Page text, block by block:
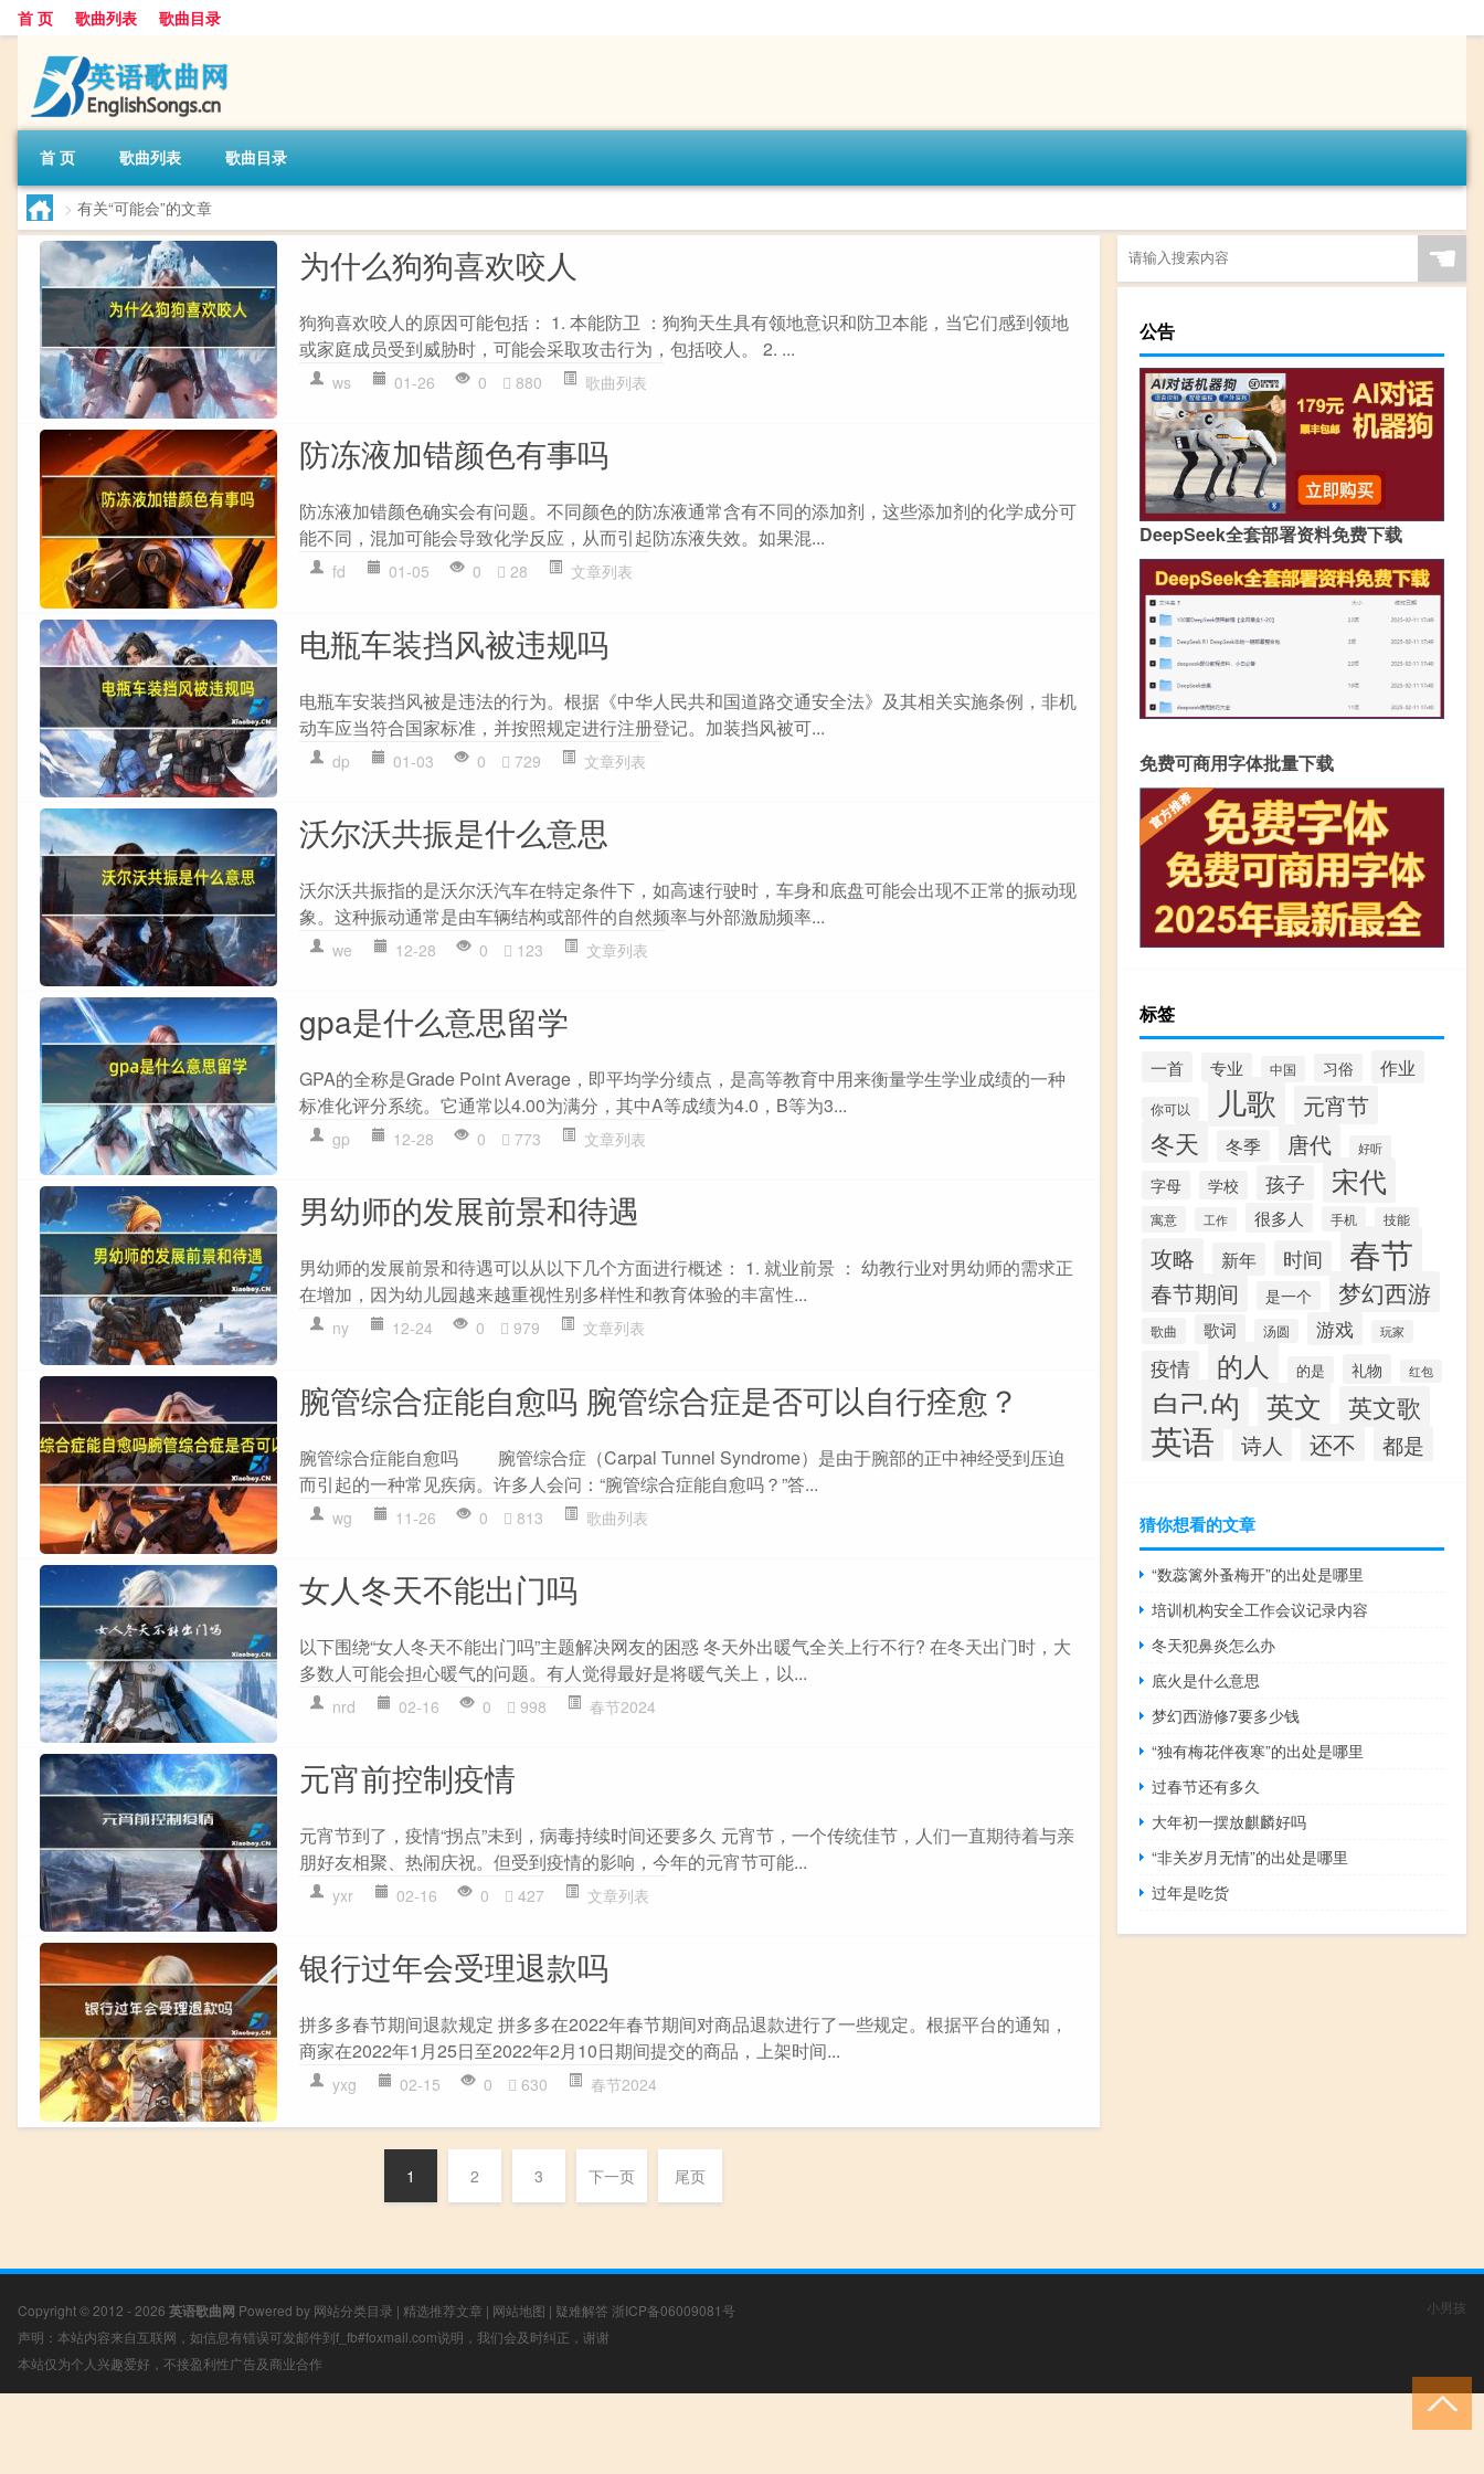
首 页 歌曲列表 歌曲目录
首 页 歌曲列表 歌曲目录
> 有关“可能会”的文章
为什么狗狗喜欢咬人
狗狗喜欢咬人的原因可能包括： 1. 本能防卫 ：狗狗天生具有领地意识和防卫本能，当它们感到领地
或家庭成员受到威胁时，可能会采取攻击行为，包括咬人。 2. ...
ws 01-26 0 880 歌曲列表
防冻液加错颜色有事吗
防冻液加错颜色确实会有问题。不同颜色的防冻液通常含有不同的添加剂，这些添加剂的化学成分可
能不同，混加可能会导致化学反应，从而引起防冻液失效。如果混...
fd 01-05 0 28 文章列表
电瓶车装挡风被违规吗
电瓶车安装挡风被是违法的行为。根据《中华人民共和国道路交通安全法》及其相关实施条例，非机
动车应当符合国家标准，并按照规定进行注册登记。加装挡风被可...
dp 01-03 0 729 文章列表
沃尔沃共振是什么意思
沃尔沃共振指的是沃尔沃汽车在特定条件下，如高速行驶时，车身和底盘可能会出现不正常的振动现
象。这种振动通常是由车辆结构或部件的自然频率与外部激励频率...
we 12-28 0 123 文章列表
gpa是什么意思留学
GPA的全称是Grade Point Average，即平均学分绩点，是高等教育中用来衡量学生学业成绩的一种
标准化评分系统。它通常以4.00为满分，其中A等成绩为4.0，B等为3...
gp 12-28 0 773 文章列表
男幼师的发展前景和待遇
男幼师的发展前景和待遇可以从以下几个方面进行概述： 1. 就业前景 ： 幼教行业对男幼师的需求正
在增加，因为幼儿园越来越重视性别多样性和教育体验的丰富性...
ny 12-24 0 979 文章列表
腕管综合症能自愈吗 腕管综合症是否可以自行痊愈？
腕管综合症能自愈吗 腕管综合症（Carpal Tunnel Syndrome）是由于腕部的正中神经受到压迫
而引起的一种常见疾病。许多人会问：“腕管综合症能自愈吗？”答...
wg 11-26 0 813 歌曲列表
女人冬天不能出门吗
以下围绕“女人冬天不能出门吗”主题解决网友的困惑 冬天外出暖气全关上行不行? 在冬天出门时，大
多数人可能会担心暖气的问题。有人觉得最好是将暖气关上，以...
nrd 02-16 0 998 春节2024
元宵前控制疫情
元宵节到了，疫情“拐点”未到，病毒持续时间还要多久 元宵节，一个传统佳节，人们一直期待着与亲
朋好友相聚、热闹庆祝。但受到疫情的影响，今年的元宵节可能...
yxr 02-16 0 427 文章列表
银行过年会受理退款吗
拼多多春节期间退款规定 拼多多在2022年春节期间对商品退款进行了一些规定。根据平台的通知，
商家在2022年1月25日至2022年2月10日期间提交的商品，上架时间...
yxg 02-15 0 630 春节2024
1 2 3 下一页 尾页
☚
公告
DeepSeek全套部署资料免费下载
免费可商用字体批量下载
标签
一首 专业 中国 习俗 作业
你可以 儿歌 元宵节
冬天 冬季 唐代 好听
字母 学校 孩子 宋代
寓意 工作 很多人 手机 技能
攻略 新年 时间 春节
春节期间 是一个 梦幻西游
歌曲 歌词 汤圆 游戏 玩家
疫情 的人 的是 礼物 红包
自己的 英文 英文歌
英语 诗人 还不 都是
猜你想看的文章
“数蕊篱外蚤梅开”的出处是哪里
培训机构安全工作会议记录内容
冬天犯鼻炎怎么办
底火是什么意思
梦幻西游修7要多少钱
“独有梅花伴夜寒”的出处是哪里
过春节还有多久
大年初一摆放麒麟好吗
“非关岁月无情”的出处是哪里
过年是吃货
Copyright © 2012 - 2026 英语歌曲网 Powered by 网站分类目录 | 精选推荐文章 | 网站地图 | 疑难解答 浙ICP备06009081号
声明：本站内容来自互联网，如信息有错误可发邮件到f_fb#foxmail.com说明，我们会及时纠正，谢谢
本站仅为个人兴趣爱好，不接盈利性广告及商业合作
小男孩